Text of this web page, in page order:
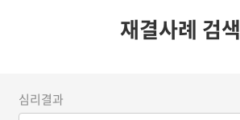
재결사례 검색
심리결과